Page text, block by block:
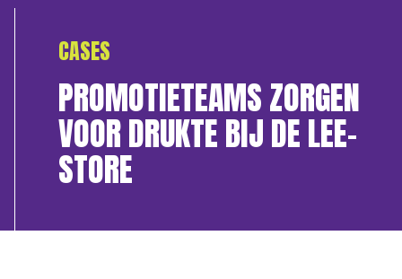
CASES
PROMOTIETEAMS ZORGEN
VOOR DRUKTE BIJ DE LEE-
STORE